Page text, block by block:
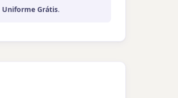
Uniforme Grátis.